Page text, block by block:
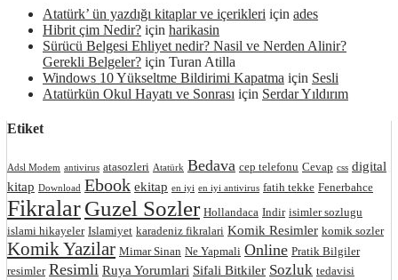
Atatürk’ ün yazdığı kitaplar ve içerikleri için ades
Hibrit çim Nedir? için harikasin
Sürücü Belgesi Ehliyet nedir? Nasil ve Nerden Alinir?
Gerekli Belgeler? için Turan Atilla
Windows 10 Yükseltme Bildirimi Kapatma için Sesli
Atatürkün Okul Hayatı ve Sonrası için Serdar Yıldırım
Etiket
Adsl Modem antivirus atasozleri Atatürk Bedava cep telefonu Cevap css digital
kitap Download Ebook ekitap en iyi en iyi antivirus fatih tekke Fenerbahce
FikralarGuzel Sozler Hollandaca Indir isimler sozlugu
islami hikayeler Islamiyet karadeniz fikralari Komik Resimler komik sozler
Komik Yazilar Mimar Sinan Ne Yapmali Online Pratik Bilgiler
resimler Resimli Ruya Yorumlari Sifali Bitkiler Sozluk tedavisi